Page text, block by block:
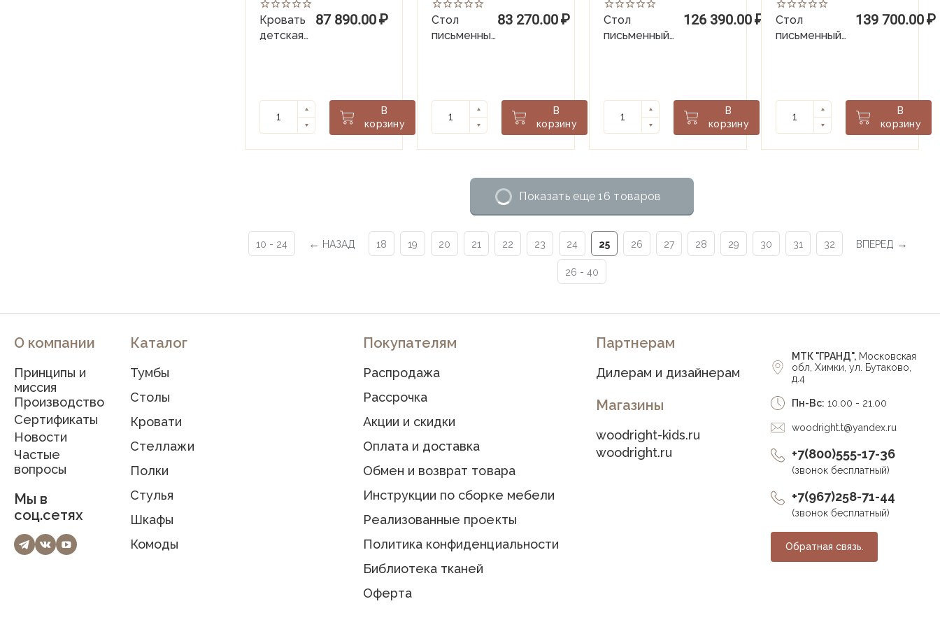
Кровать
детская
87 890.00₽
В
корзину
Стол
письменный
83 270.00₽
В
корзину
Стол
письменный
126 390.00₽
В
корзину
Стол
письменный
139 700.00₽
В
корзину
Показать еще 16 товаров
10 - 24 НАЗАД 18 19 20 21 22 23 24 25 26 27 28 29 30 31 32 ВПЕРЕД
26 - 40
О компании
Принципы и
миссия
Производство
Сертификаты
Новости
Частые
вопросы
Мы в
соц.сетях
Каталог
Тумбы
Столы
Кровати
Стеллажи
Полки
Стулья
Шкафы
Комоды
Покупателям
Распродажа
Рассрочка
Акции и скидки
Оплата и доставка
Обмен и возврат товара
Инструкции по сборке мебели
Реализованные проекты
Политика конфиденциальности
Библиотека тканей
Оферта
Партнерам
Дилерам и дизайнерам
Магазины
woodright-kids.ru
woodright.ru
МТК "ГРАНД", Московская
обл, Химки, ул. Бутаково,
д.4
Пн-Вс: 10.00 - 21.00
woodright.t@yandex.ru
+7(800)555-17-36
(звонок бесплатный)
+7(967)258-71-44
(звонок бесплатный)
Обратная связь.